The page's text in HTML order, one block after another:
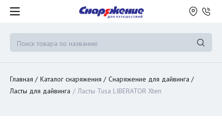
Главная Каталог снаряжения
Снаряжение для дайвинга
Ласты для дайвинга
Ласты Tusa LIBERATOR Xten